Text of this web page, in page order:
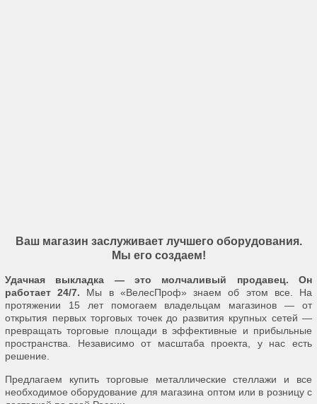
Ваш магазин заслуживает лучшего оборудования.
Мы его создаем!
Удачная выкладка — это молчаливый продавец. Он
работает 24/7. Мы в «ВелесПроф» знаем об этом все. На
протяжении 15 лет помогаем владельцам магазинов — от
открытия первых торговых точек до развития крупных сетей —
превращать торговые площади в эффективные и прибыльные
пространства. Независимо от масштаба проекта, у нас есть
решение.
Предлагаем купить торговые металлические стеллажи и все
необходимое оборудование для магазина оптом или в розницу с